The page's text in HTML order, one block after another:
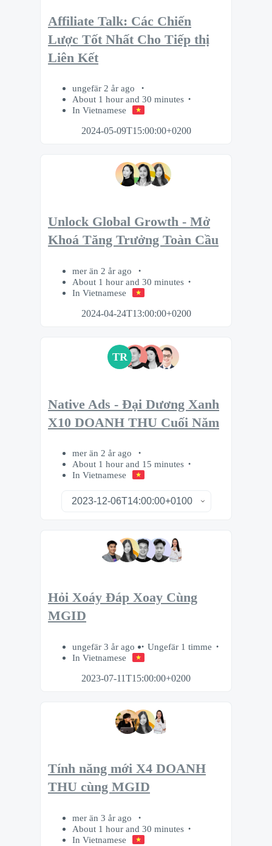
Affiliate Talk: Các Chiến
Lược Tốt Nhất Cho Tiếp thị
Liên Kết
ungefär 2 år ago
About 1 hour and 30 minutes
In Vietnamese
2024-05-09T15:00:00+0200
Unlock Global Growth - Mở
Khoá Tăng Trưởng Toàn Cầu
mer än 2 år ago
About 1 hour and 30 minutes
In Vietnamese
2024-04-24T13:00:00+0200
TR
Native Ads - Đại Dương Xanh
X10 DOANH THU Cuối Năm
mer än 2 år ago
About 1 hour and 15 minutes
In Vietnamese
Hỏi Xoáy Đáp Xoay Cùng
MGID
ungefär 3 år ago
Ungefär 1 timme
In Vietnamese
2023-07-11T15:00:00+0200
Tính năng mới X4 DOANH
THU cùng MGID
mer än 3 år ago
About 1 hour and 30 minutes
In Vietnamese